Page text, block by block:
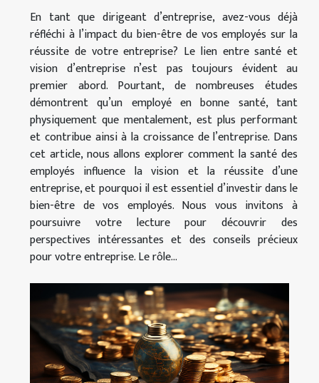
En tant que dirigeant d’entreprise, avez-vous déjà
réfléchi à l’impact du bien-être de vos employés sur la
réussite de votre entreprise? Le lien entre santé et
vision d’entreprise n’est pas toujours évident au
premier abord. Pourtant, de nombreuses études
démontrent qu’un employé en bonne santé, tant
physiquement que mentalement, est plus performant
et contribue ainsi à la croissance de l’entreprise. Dans
cet article, nous allons explorer comment la santé des
employés influence la vision et la réussite d’une
entreprise, et pourquoi il est essentiel d’investir dans le
bien-être de vos employés. Nous vous invitons à
poursuivre votre lecture pour découvrir des
perspectives intéressantes et des conseils précieux
pour votre entreprise. Le rôle...